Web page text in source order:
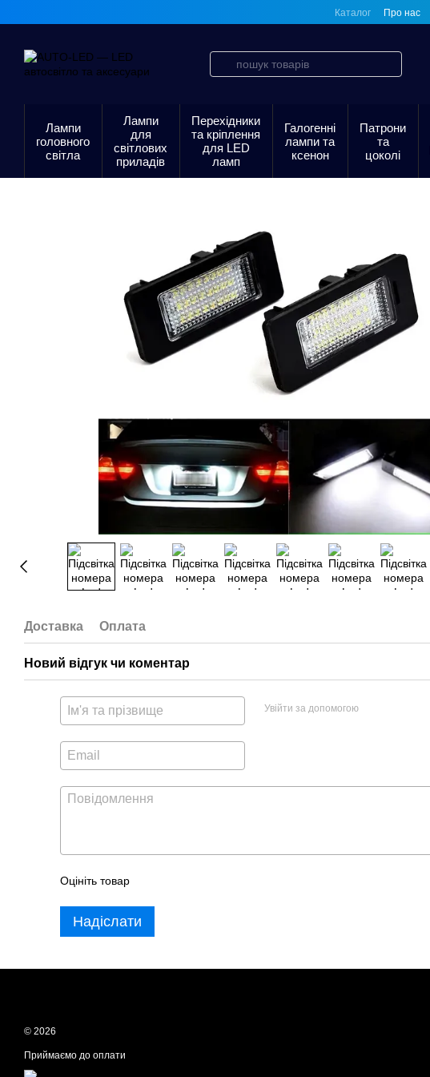
Каталог Про нас
Лампи
головного
світла
Лампи
для
світлових
приладів
Перехідники
та кріплення
для LED
ламп
Галогенні
лампи та
ксенон
Патрони
та
цоколі
Доставка Оплата
Новий відгук чи коментар
Увійти за допомогою
Оцініть товар
Надіслати
© 2026
Приймаємо до оплати